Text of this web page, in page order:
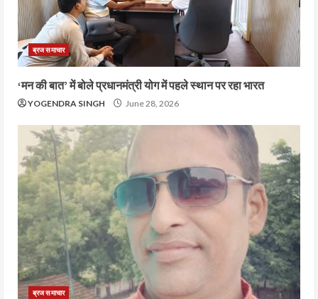
ब्रज समाचार
‘मन की बात’ में बोले प्रधानमंत्री योग में पहले स्थान पर रहा भारत
YOGENDRA SINGH June 28, 2026
ब्रज समाचार